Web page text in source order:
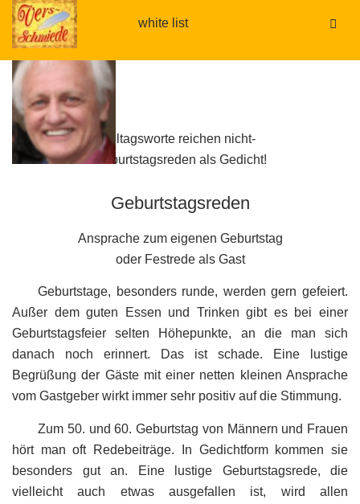
white list
.
Alltagsworte reichen nicht-
Geburtstagsreden als Gedicht!
Geburtstagsreden
Ansprache zum eigenen Geburtstag
oder Festrede als Gast
Geburtstage, besonders runde, werden gern gefeiert.
Außer dem guten Essen und Trinken gibt es bei einer
Geburtstagsfeier selten Höhepunkte, an die man sich
danach noch erinnert. Das ist schade. Eine lustige
Begrüßung der Gäste mit einer netten kleinen Ansprache
vom Gastgeber wirkt immer sehr positiv auf die Stimmung.
Zum 50. und 60. Geburtstag von Männern und Frauen
hört man oft Redebeiträge. In Gedichtform kommen sie
besonders gut an. Eine lustige Geburtstagsrede, die
vielleicht auch etwas ausgefallen ist, wird allen